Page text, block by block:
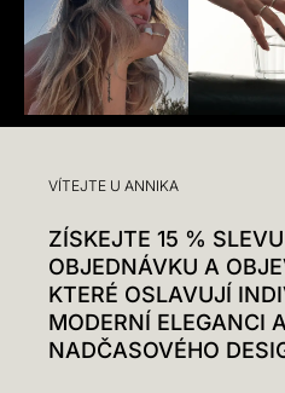
VÍTEJTE U ANNIKA
ZÍSKEJTE 15 %
OBJEDNÁVKU A
KTERÉ OSLAVUJÍ
MODERNÍ ELEGANCI
NADČASOVÉHO